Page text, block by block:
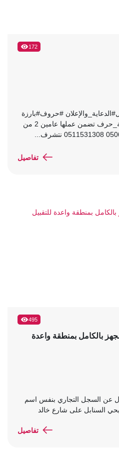
172
#حروف#بارزة
#كلادنج #لوحات_إعلانية #لمسة_حرف تضمن عملها عامين 2 من
تفاصيل
495
بالكامل بمنطقة واعدة
عن السجل التجاري بنفس اسم
السنابل على شارع خالد
تفاصيل